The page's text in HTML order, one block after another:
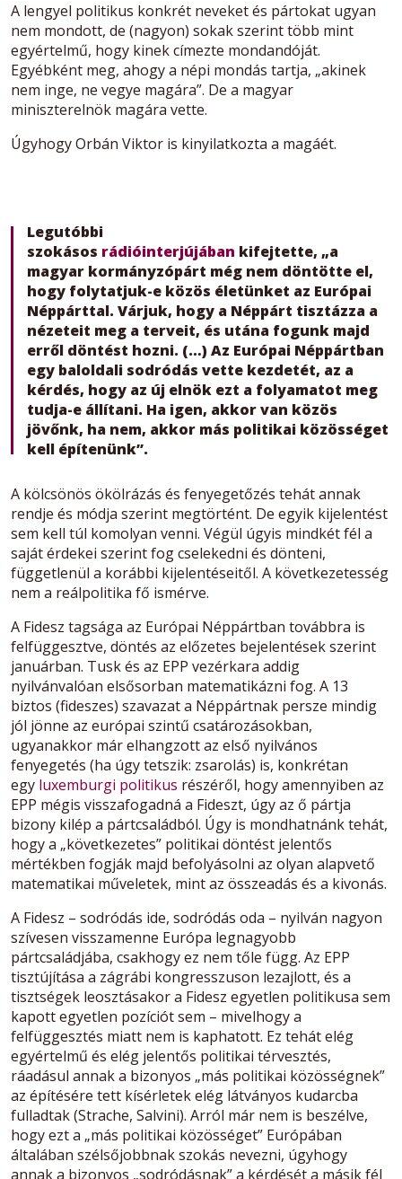
A lengyel politikus konkrét neveket és pártokat ugyan
nem mondott, de (nagyon) sokak szerint több mint
egyértelmű, hogy kinek címezte mondandóját.
Egyébként meg, ahogy a népi mondás tartja, „akinek
nem inge, ne vegye magára”. De a magyar
miniszterelnök magára vette.
Úgyhogy Orbán Viktor is kinyilatkozta a magáét.
Legutóbbi
szokásos rádióinterjújában kifejtette, „a
magyar kormányzópárt még nem döntötte el,
hogy folytatjuk-e közös életünket az Európai
Néppárttal. Várjuk, hogy a Néppárt tisztázza a
nézeteit meg a terveit, és utána fogunk majd
erről döntést hozni. (…) Az Európai Néppártban
egy baloldali sodródás vette kezdetét, az a
kérdés, hogy az új elnök ezt a folyamatot meg
tudja-e állítani. Ha igen, akkor van közös
jövőnk, ha nem, akkor más politikai közösséget
kell építenünk”.
A kölcsönös ökölrázás és fenyegetőzés tehát annak
rendje és módja szerint megtörtént. De egyik kijelentést
sem kell túl komolyan venni. Végül úgyis mindkét fél a
saját érdekei szerint fog cselekedni és dönteni,
függetlenül a korábbi kijelentéseitől. A következetesség
nem a reálpolitika fő ismérve.
A Fidesz tagsága az Európai Néppártban továbbra is
felfüggesztve, döntés az előzetes bejelentések szerint
januárban. Tusk és az EPP vezérkara addig
nyilvánvalóan elsősorban matematikázni fog. A 13
biztos (fideszes) szavazat a Néppártnak persze mindig
jól jönne az európai szintű csatározásokban,
ugyanakkor már elhangzott az első nyilvános
fenyegetés (ha úgy tetszik: zsarolás) is, konkrétan
egy luxemburgi politikus részéről, hogy amennyiben az
EPP mégis visszafogadná a Fideszt, úgy az ő pártja
bizony kilép a pártcsaládból. Úgy is mondhatnánk tehát,
hogy a „következetes” politikai döntést jelentős
mértékben fogják majd befolyásolni az olyan alapvető
matematikai műveletek, mint az összeadás és a kivonás.
A Fidesz – sodródás ide, sodródás oda – nyilván nagyon
szívesen visszamenne Európa legnagyobb
pártcsaládjába, csakhogy ez nem tőle függ. Az EPP
tisztújítása a zágrábi kongresszuson lezajlott, és a
tisztségek leosztásakor a Fidesz egyetlen politikusa sem
kapott egyetlen pozíciót sem – mivelhogy a
felfüggesztés miatt nem is kaphatott. Ez tehát elég
egyértelmű és elég jelentős politikai térvesztés,
ráadásul annak a bizonyos „más politikai közösségnek”
az építésére tett kísérletek elég látványos kudarcba
fulladtak (Strache, Salvini). Arról már nem is beszélve,
hogy ezt a „más politikai közösséget” Európában
általában szélsőjobbnak szokás nevezni, úgyhogy
annak a bizonyos „sodródásnak” a kérdését a másik fél